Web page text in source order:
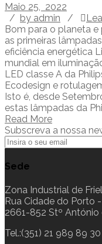
Maio 25, 2022
/ by admin /
Bom para o planeta e
as primeiras
eficiência energética
mundial em
LED classe A da
Ecodesign e
Isto é, desde
estas lâmpadas da
Read More
Subscreva a nossa
Sede
Zona Industrial de
Rua Cidade do Porto
2661-852 Stº António
Tel.:(351) 21 989 89 30